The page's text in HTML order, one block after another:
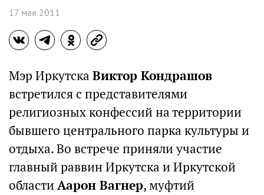
17 мая 2011
Мэр Иркутска Виктор Кондрашов
встретился с представителями
религиозных конфессий на территории
бывшего центрального парка культуры и
отдыха. Во встрече приняли участие
главный раввин Иркутска и Иркутской
области Аарон Вагнер, муфтий